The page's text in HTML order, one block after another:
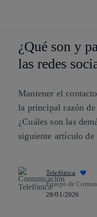
¿Qué son y
las redes
Mantener el
la principal razón de
¿Cuáles son las
siguiente artículo de
Telefónica
Equipo de
28/01/2026